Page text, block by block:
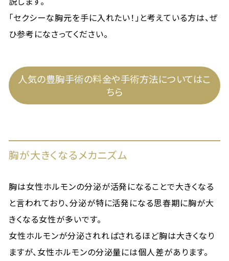
「セクシーな胸元を手に入れたい！」と考えている方は、ぜ
ひ参考になさってください。
人気の豊胸手術の料金や手術方法についてはこ
ちら
胸が大きくなるメカニズム
胸は女性ホルモンの分泌が活発になることで大きくなる
と言われており、分泌が特に活発になる思春期に胸が大
きくなる女性が多いです。
女性ホルモンが分泌されればされるほど胸は大きくなり
ますが、女性ホルモンの分泌量には個人差があります。